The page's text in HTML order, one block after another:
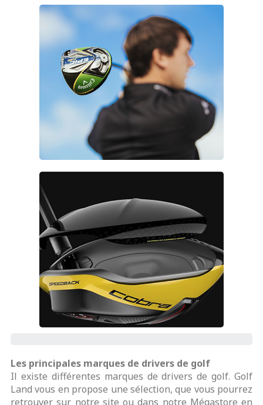
Les principales marques de drivers de golf
Il existe différentes marques de drivers de golf. Golf
Land vous en propose une sélection, que vous pourrez
retrouver sur notre site ou dans notre Mégastore en